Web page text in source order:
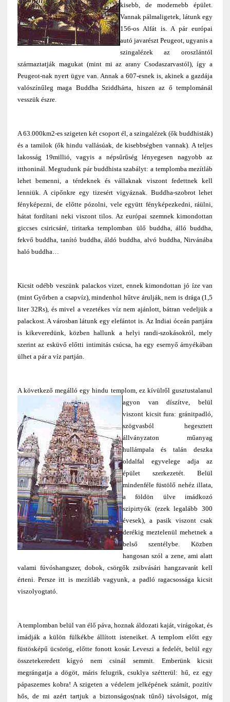
kisebb, de modernebb épület.
Vannak pálmaligetek, látunk egy
156-os Alfát is. A pár európai
autó javarészt Peugeot, ugyanis a
szingalézek az oroszlántól
származtatják magukat (mint mi az arany Csodaszarvastól), így a
Peugeot-nak nyert ügye van. Annak a 607-esnek is, akinek a gazdája
valószínűleg maga Buddha Sziddhárta, hiszen az ő templománál
vesszük észre.
A 63.000km2-es szigeten két csoport él, a szingalézek (ők buddhisták)
és a tamilok (ők hindu vallásúak, de kisebbségben vannak). A teljes
lakosság 19millió, vagyis a népsűrűség lényegesen nagyobb az
itthoninál. Megtudunk pár buddhista szabályt: a templomba mezítláb
lehet bemenni, a térdeknek és vállaknak viszont fedettnek kell
lenniük. A cipőnkre egy tizesért vigyáznak. Buddha-szobrot lehet
fényképezni, de előtte pózolni, vele együtt fényképezkedni, ráülni,
hátat fordítani neki viszont tilos. Az európai szemnek kimondottan
giccses csiricsáré, tiritarka templomban ülő buddha, álló buddha,
fekvő buddha, tanító buddha, áldó buddha, alvó buddha, Nirvánába
haló buddha…
Kicsit odébb veszünk palackos vizet, ennek kimondottan jó íze van
(mint Győrben a csapvíz), mindenhol hűtve árulják, nem is drága (1,5
liter 32Rs), és mivel a vezetékes víz nem ajánlott, bátran vedeljük a
palackost. A városban látunk egy elefántot is. Az Indiai óceán partjára
is kikeveredünk, közben hallunk a helyi randi-szokásokról, mely
szerint az esküvő előtti intimitás csúcsa, ha egy esernyő árnyékában
ülhet a pár a víz partján.
A következő megálló egy hindu templom, ez kívülről gusztustalanul
agyon van díszítve, belül
viszont kicsit fura: gránitpadló,
szögvasból hegesztett
állványzaton műanyag
hullámpala és talán deszka
oldalfal egyvelege adja az
épület szerkezetét. Belül
mindenféle füstölő nehéz illata,
a földön ülve imádkozó
szipirtyók (ezek legalább 300
évesek), a pasik viszont csak
derékig meztelenül mehetnek a
belső szentélybe. Közben
hangosan szól a zene, ami alatt
valami fúvóshangszer, dobok, csörgők zsibvásári hangzavarát kell
érteni. Persze itt is mezítláb vagyunk, a padló ragacsossága kicsit
viszolyogtató.
A templomban belül van élő páva, hoznak áldozati kaját, virágokat, és
imádják a külön fülkékbe állított isteneiket. A templom előtt egy
füstösképű ücsörög, előtte fonott kosár. Leveszi a fedelét, belül egy
összetekeredett kígyó nem csinál semmit. Emberünk kicsit
megrángatja a dögöt, máris felugrik, csuklya szétterül: hű, ez egy
pápaszemes kobra! A szigeten a védelem jelképének számít, pozitív
hős, de mi azért tartjuk a biztonságos(nak tűnő) távolságot, míg